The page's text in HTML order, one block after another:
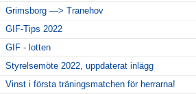
Grimsborg —> Tranehov
GIF-Tips 2022
GIF - lotten
Styrelsemöte 2022, uppdaterat inlägg
Vinst i första träningsmatchen för herrarna!